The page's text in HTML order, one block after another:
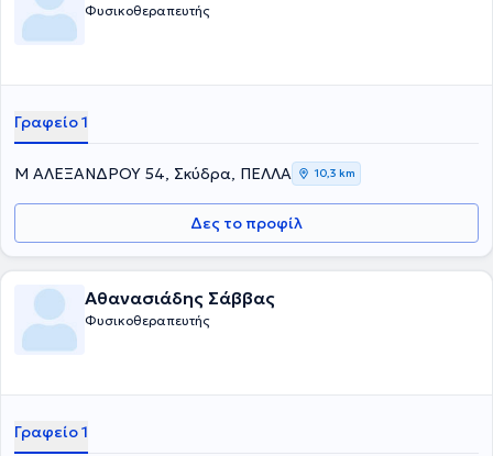
Φυσικοθεραπευτής
Γραφείο 1
Μ ΑΛΕΞΑΝΔΡΟΥ 54, Σκύδρα, ΠΕΛΛΑ 10,3 km
Δες το προφίλ
Αθανασιάδης Σάββας
Φυσικοθεραπευτής
Γραφείο 1